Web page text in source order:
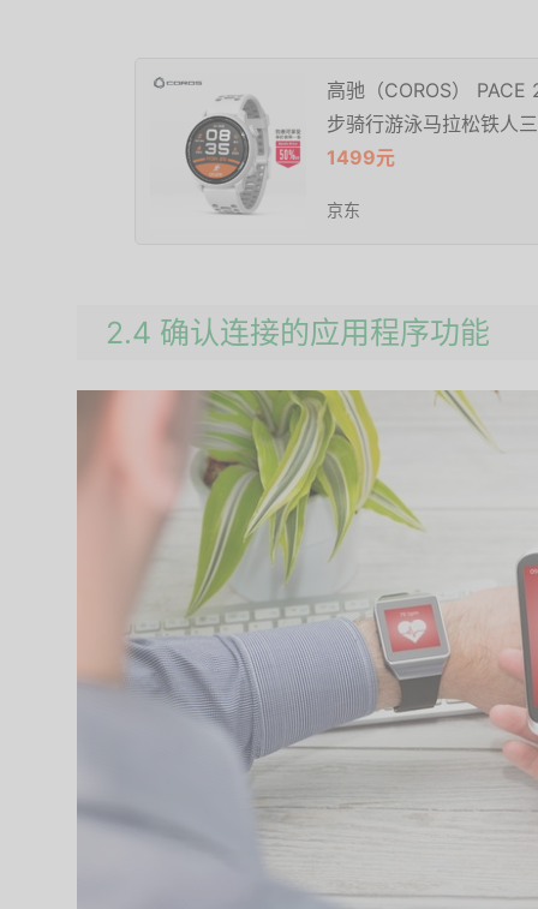
高驰（COROS）
步骑行游泳马拉松铁人
1499元
京东
2.4 确认连接的应用程序功能